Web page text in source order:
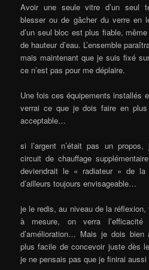
Avoir une seule vitre d’un seul
blesser ou de gâcher du verre en
d’un seul bloc est plus fiable,
de hauteur d’eau. L’ensemble
mais maintenant que je suis fixé
ce n’est pas pour me déplaire.
Une fois ces équipements installés
verrai ce que je dois faire en
acceptable…
si l’argent n’était pas un propos,
circuit de chauffage
deviendrait le « radiateur » de
d’ailleurs toujours envisageable…
je le redis, au niveau de la
à mesure, on verra
d’amélioration… Mais je dois bien
plus facile de concevoir juste dès
je ne pensais pas que je finirai